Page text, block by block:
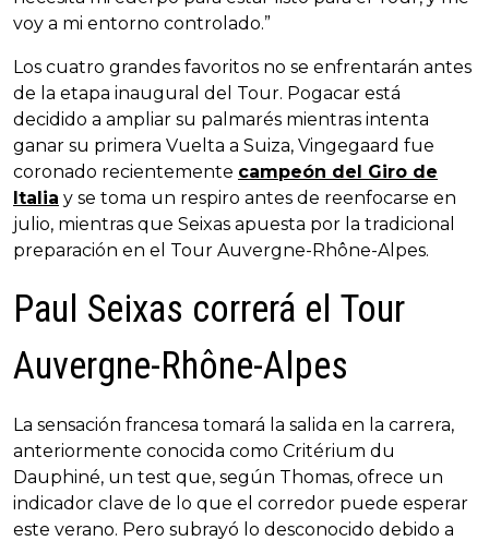
voy a mi entorno controlado.”
Los cuatro grandes favoritos no se enfrentarán antes
de la etapa inaugural del Tour. Pogacar está
decidido a ampliar su palmarés mientras intenta
ganar su primera Vuelta a Suiza, Vingegaard fue
coronado recientemente campeón del Giro de
Italia y se toma un respiro antes de reenfocarse en
julio, mientras que Seixas apuesta por la tradicional
preparación en el Tour Auvergne-Rhône-Alpes.
Paul Seixas correrá el Tour
Auvergne-Rhône-Alpes
La sensación francesa tomará la salida en la carrera,
anteriormente conocida como Critérium du
Dauphiné, un test que, según Thomas, ofrece un
indicador clave de lo que el corredor puede esperar
este verano. Pero subrayó lo desconocido debido a